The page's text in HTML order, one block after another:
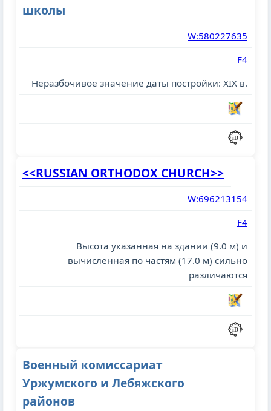
школы
W:580227635
F4
Неразбочивое значение даты постройки: XIX в.
<<RUSSIAN ORTHODOX CHURCH>>
W:696213154
F4
Высота указанная на здании (9.0 м) и
вычисленная по частям (17.0 м) сильно
различаются
Военный комиссариат
Уржумского и Лебяжского
районов